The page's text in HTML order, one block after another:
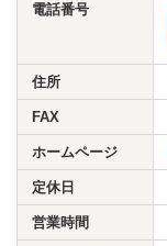
電話番号
住所
FAX
ホームページ
定休日
営業時間